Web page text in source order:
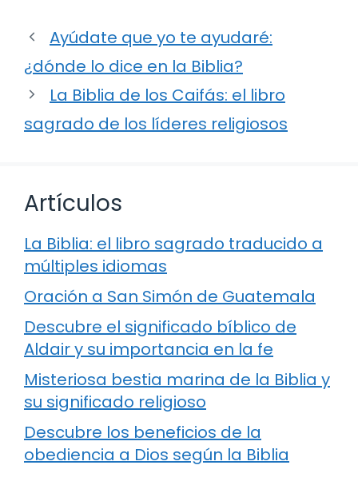
Ayúdate que yo te ayudaré:
¿dónde lo dice en la Biblia?
La Biblia de los Caifás: el libro
sagrado de los líderes religiosos
Artículos
La Biblia: el libro sagrado traducido a
múltiples idiomas
Oración a San Simón de Guatemala
Descubre el significado bíblico de
Aldair y su importancia en la fe
Misteriosa bestia marina de la Biblia y
su significado religioso
Descubre los beneficios de la
obediencia a Dios según la Biblia